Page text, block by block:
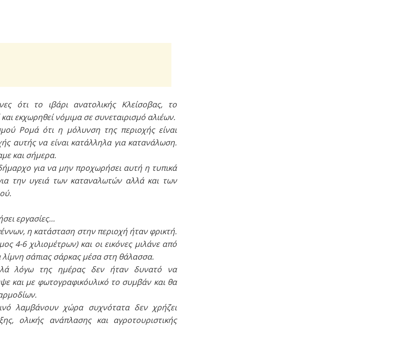
ότι το ιβάρι ανατολικής Κλείσοβας, το
εκχωρηθεί νόμιμα σε συνεταιρισμό αλιέων.
Ρομά ότι η μόλυνση της περιοχής είναι
αυτής να είναι κατάλληλα για κατανάλωση.
και σήμερα.
για να μην προχωρήσει αυτή η τυπικά
την υγειά των καταναλωτών αλλά και των
εργασίες…
η κατάσταση στην περιοχή ήταν φρικτή.
4-6 χιλιομέτρων) και οι εικόνες μιλάνε από
λίμνη σάπιας σάρκας μέσα στη θάλασσα.
λόγω της ημέρας δεν ήταν δυνατό να
και με φωτογραφικόυλικό το συμβάν και θα
λαμβάνουν χώρα συχνότατα δεν χρήζει
ολικής ανάπλασης και αγροτουριστικής